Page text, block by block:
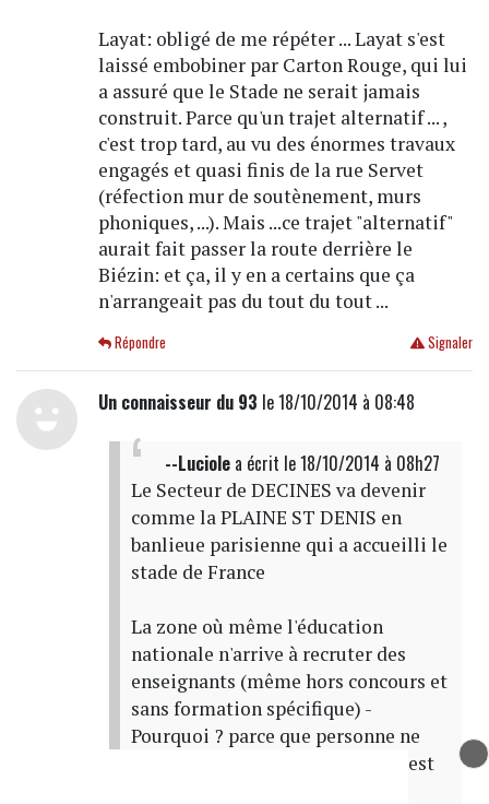
Layat: obligé de me répéter ... Layat s'est
laissé embobiner par Carton Rouge, qui lui
a assuré que le Stade ne serait jamais
construit. Parce qu'un trajet alternatif ... ,
c'est trop tard, au vu des énormes travaux
engagés et quasi finis de la rue Servet
(réfection mur de soutènement, murs
phoniques, ...). Mais ...ce trajet "alternatif"
aurait fait passer la route derrière le
Biézin: et ça, il y en a certains que ça
n'arrangeait pas du tout du tout ...
Signaler
Répondre
Un connaisseur du 93 le 18/10/2014 à 08:48
--Luciolea écrit le 18/10/2014 à 08h27
Le Secteur de DECINES va devenir
comme la PLAINE ST DENIS en
banlieue parisienne qui a accueilli le
stade de France
La zone où même l'éducation
nationale n'arrive à recruter des
enseignants (même hors concours et
sans formation spécifique) -
Pourquoi ? parce que personne ne
veut aller enseigner dans ce qui est